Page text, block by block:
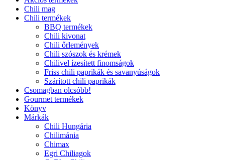
Chili mag
Chili termékek
BBQ termékek
Chili kivonat
Chili őrlemények
Chili szószok és krémek
Chilivel ízesített finomságok
Friss chili paprikák és savanyúságok
Szárított chili paprikák
Csomagban olcsóbb!
Gourmet termékek
Könyv
Márkák
Chili Hungária
Chilimánia
Chimax
Egri Chiliagok